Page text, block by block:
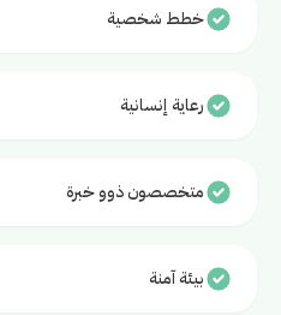
خطط شخصية
رعاية إنسانية
متخصصون ذوو خبرة
بيئة آمنة